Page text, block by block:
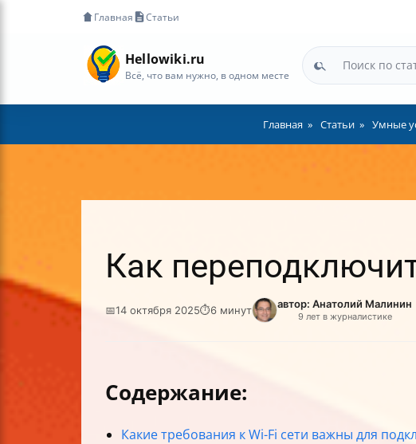
Главная Статьи
Hellowiki.ru
Всё, что вам нужно, в одном месте
Главная Статьи Умные
Как
📅14 октября 2025⏱6 минут автор: Анатолий Малинин
9 лет в журналистике
Содержание:
Какие требования к Wi-Fi сети важны для